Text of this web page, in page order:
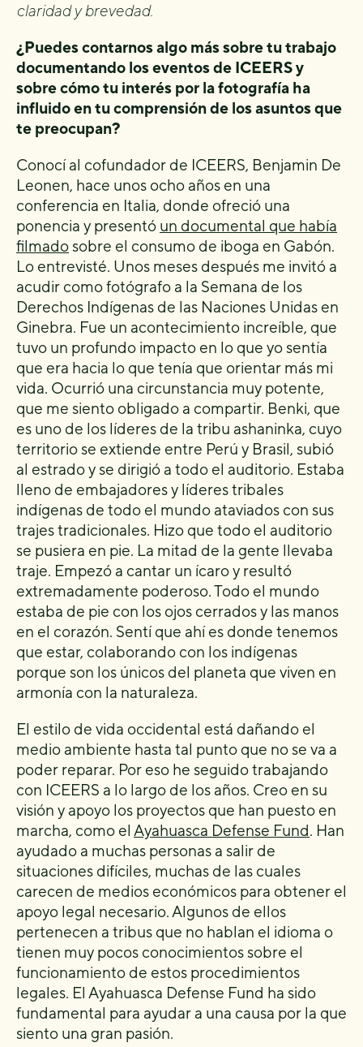
claridad y brevedad.
¿Puedes contarnos algo más sobre tu trabajo
documentando los eventos de ICEERS y
sobre cómo tu interés por la fotografía ha
influido en tu comprensión de los asuntos que
te preocupan?
Conocí al cofundador de ICEERS, Benjamin De
Leonen, hace unos ocho años en una
conferencia en Italia, donde ofreció una
ponencia y presentó un documental que había
filmadosobre el consumo de iboga en Gabón.
Lo entrevisté. Unos meses después me invitó a
acudir como fotógrafo a la Semana de los
Derechos Indígenas de las Naciones Unidas en
Ginebra. Fue un acontecimiento increíble, que
tuvo un profundo impacto en lo que yo sentía
que era hacia lo que tenía que orientar más mi
vida. Ocurrió una circunstancia muy potente,
que me siento obligado a compartir. Benki, que
es uno de los líderes de la tribu ashaninka, cuyo
territorio se extiende entre Perú y Brasil, subió
al estrado y se dirigió a todo el auditorio. Estaba
lleno de embajadores y líderes tribales
indígenas de todo el mundo ataviados con sus
trajes tradicionales. Hizo que todo el auditorio
se pusiera en pie. La mitad de la gente llevaba
traje. Empezó a cantar un ícaro y resultó
extremadamente poderoso. Todo el mundo
estaba de pie con los ojos cerrados y las manos
en el corazón. Sentí que ahí es donde tenemos
que estar, colaborando con los indígenas
porque son los únicos del planeta que viven en
armonía con la naturaleza.
El estilo de vida occidental está dañando el
medio ambiente hasta tal punto que no se va a
poder reparar. Por eso he seguido trabajando
con ICEERS a lo largo de los años. Creo en su
visión y apoyo los proyectos que han puesto en
marcha, como el Ayahuasca Defense Fund. Han
ayudado a muchas personas a salir de
situaciones difíciles, muchas de las cuales
carecen de medios económicos para obtener el
apoyo legal necesario. Algunos de ellos
pertenecen a tribus que no hablan el idioma o
tienen muy pocos conocimientos sobre el
funcionamiento de estos procedimientos
legales. El Ayahuasca Defense Fund ha sido
fundamental para ayudar a una causa por la que
siento una gran pasión.